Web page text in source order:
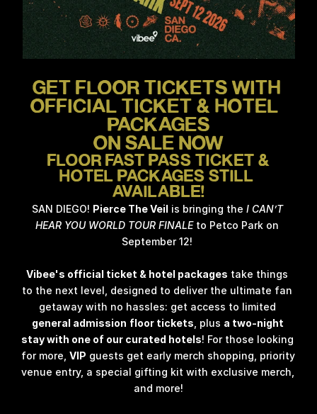
GET FLOOR TICKETS WITH
OFFICIAL TICKET & HOTEL
PACKAGES
ON SALE NOW
HOTEL PACKAGES STILL
AVAILABLE!
SAN DIEGO! Pierce The Veil is bringing the I CAN’T
HEAR YOU WORLD TOUR FINALE to Petco Park on
September 12!
Vibee's official ticket & hotel packages take things
to the next level, designed to deliver the ultimate fan
general admission floor tickets , plus a two-night
stay with one of our curated hotels! For those looking
for more, VIP guests get early merch shopping, priority
venue entry, a special gifting kit with exclusive merch,
and more!